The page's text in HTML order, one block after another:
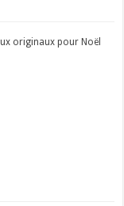
originaux pour Noël